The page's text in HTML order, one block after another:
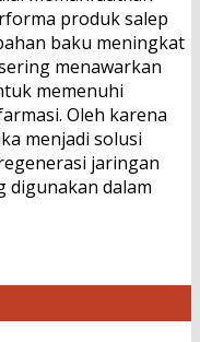
produk salep
baku meningkat
menawarkan
memenuhi
Oleh karena
menjadi solusi
jaringan
digunakan dalam